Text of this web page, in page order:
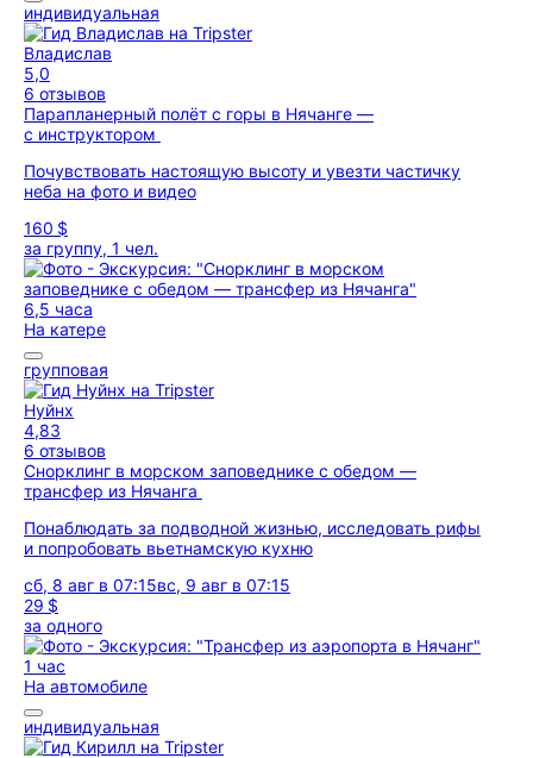
индивидуальная
Владислав
5,0
6 отзывов
Парапланерный полёт с горы в Нячанге —
с инструктором
Почувствовать настоящую высоту и увезти частичку
неба на фото и видео
160 $
за группу, 1 чел.
6,5 часа
На катере
групповая
Нуйнх
4,83
6 отзывов
Снорклинг в морском заповеднике с обедом —
трансфер из Нячанга
Понаблюдать за подводной жизнью, исследовать рифы
и попробовать вьетнамскую кухню
сб, 8 авг в 07:15вс, 9 авг в 07:15
29 $
за одного
1 час
На автомобиле
индивидуальная